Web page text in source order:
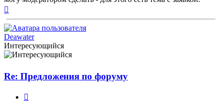
к
началу
Deawater
Интересующийся
Re: Предложения по форуму